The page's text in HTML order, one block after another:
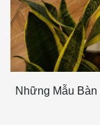
Những Mẫu